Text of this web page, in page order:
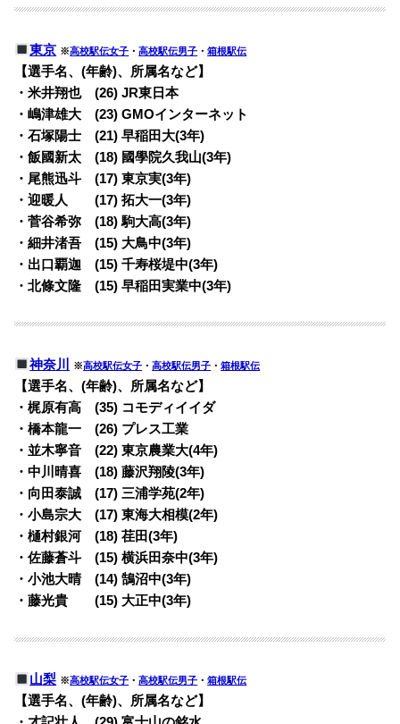
東京 ※高校駅伝女子 ・高校駅伝男子 ・箱根駅伝
【選手名、(年齢)、所属名など】
・米井翔也 (26) JR東日本
・嶋津雄大 (23) GMOインターネット
・石塚陽士 (21) 早稲田大(3年)
・飯國新太 (18) 國學院久我山(3年)
・尾熊迅斗 (17) 東京実(3年)
・迎暖人 (17) 拓大一(3年)
・菅谷希弥 (18) 駒大高(3年)
・細井渚吾 (15) 大鳥中(3年)
・出口覇迦 (15) 千寿桜堤中(3年)
・北條文隆 (15) 早稲田実業中(3年)
神奈川 ※高校駅伝女子 ・高校駅伝男子 ・箱根駅伝
【選手名、(年齢)、所属名など】
・梶原有高 (35) コモディイイダ
・橋本龍一 (26) プレス工業
・並木寧音 (22) 東京農業大(4年)
・中川晴喜 (18) 藤沢翔陵(3年)
・向田泰誠 (17) 三浦学苑(2年)
・小島宗大 (17) 東海大相模(2年)
・樋村銀河 (18) 荏田(3年)
・佐藤蒼斗 (15) 横浜田奈中(3年)
・小池大晴 (14) 鵠沼中(3年)
・藤光貴 (15) 大正中(3年)
山梨 ※高校駅伝女子 ・高校駅伝男子 ・箱根駅伝
【選手名、(年齢)、所属名など】